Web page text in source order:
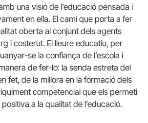
una visió de l’educació pensada i
en ella. El camí que porta a fer
oberta al conjunt dels agents
i costerut. El lleure educatiu, per
se la confiança de l’escola i
de fer-lo: la senda estreta del
fet, de la millora en la formació dels
competencial que els permeti
a la qualitat de l’educació.